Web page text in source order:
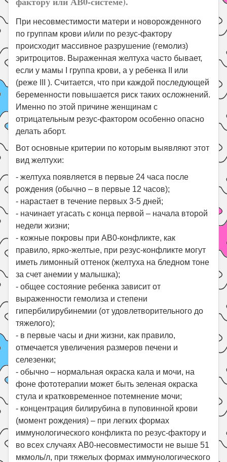
При несовместимости матери и новорожденного
по группам крови и/или по резус-фактору
происходит массивное разрушение (гемолиз)
эритроцитов. Выраженная желтуха часто бывает,
если у мамы I группа крови, а у ребенка II или
(реже III ). Считается, что при каждой последующей
беременности повышается риск таких осложнений.
Именно по этой причине женщинам с
отрицательным резус-фактором особенно опасно
делать аборт.
Вот основные критерии по которым выявляют этот
вид желтухи:
- желтуха появляется в первые 24 часа после
рождения (обычно – в первые 12 часов);
- нарастает в течение первых 3-5 дней;
- начинает угасать с конца первой – начала второй
недели жизни;
- кожные покровы при АВ0-конфликте, как
правило, ярко-желтые, при резус-конфликте могут
иметь лимонный оттенок (желтуха на бледном тоне
за счет анемии у малышка);
- общее состояние ребенка зависит от
выраженности гемолиза и степени
гипербилирубинемии (от удовлетворительного до
тяжелого);
- в первые часы и дни жизни, как правило,
отмечается увеличения размеров печени и
селезенки;
- обычно – нормальная окраска кала и мочи, на
фоне фототерапии может быть зеленая окраска
стула и кратковременное потемнение мочи;
- концентрация билирубина в пуповинной крови
(момент рождения) – при легких формах
иммунологического конфликта по резус-фактору и
во всех случаях АВ0-несовместимости не выше 51
мкмоль/л, при тяжелых формах иммунологического